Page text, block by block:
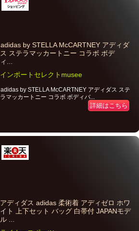
adidas by STELLA McCARTNEY アディダ
ス ステラマッカートニー コラボ ボデ
ィ...
インポートセレクトmusee
adidas by STELLA McCARTNEY アディダス ステ
ラマッカートニー コラボ ボディバ...
詳細はこちら
アディダス adidas 柔術着 アディゼロ ホワ
イト 上下セット バッグ 白帯付 JAPANモデ
ル ...